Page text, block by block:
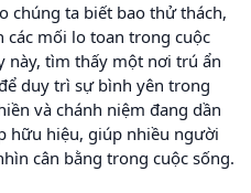
chúng ta biết bao thử thách,
mối lo toan trong cuộc
này, tìm thấy một nơi trú ẩn
duy trì sự bình yên trong
và chánh niệm đang dần
hữu hiệu, giúp nhiều người
cân bằng trong cuộc sống.